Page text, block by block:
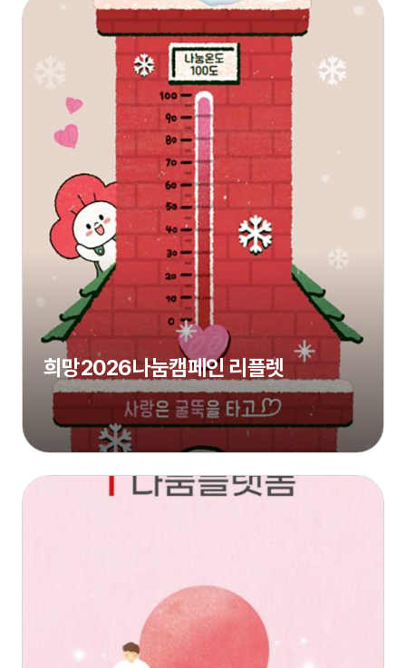
희망2026나눔캠페인 리플렛